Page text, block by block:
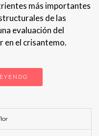
más importantes
de las
evaluación del
en el crisantemo.